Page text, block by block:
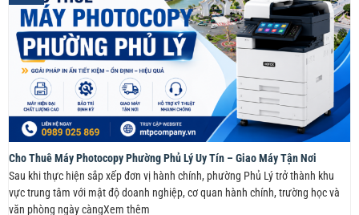
Cho Thuê Máy Photocopy Phường Phủ Lý Uy Tín – Giao Máy Tận Nơi
Sau khi thực hiện sắp xếp đơn vị hành chính, phường Phủ Lý trở thành khu
vực trung tâm với mật độ doanh nghiệp, cơ quan hành chính, trường học và
văn phòng ngày càngXem thêm